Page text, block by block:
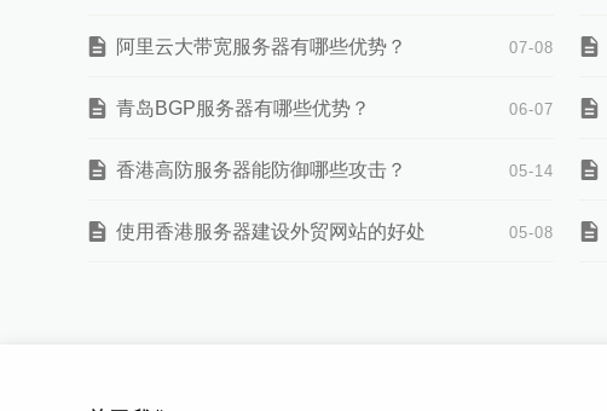
阿里云大带宽服务器有哪些优势？ 07-08
青岛BGP服务器有哪些优势？ 06-07
香港高防服务器能防御哪些攻击？ 05-14
使用香港服务器建设外贸网站的好处 05-08